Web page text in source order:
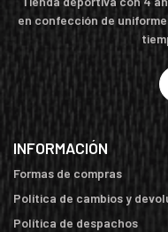
en confección de
INFORMACIÓN
Formas de compras
Política de cambios y
Política de despachos